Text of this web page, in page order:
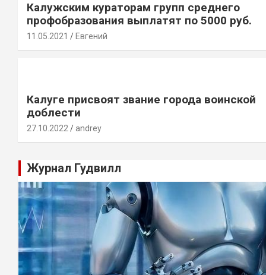
Калужским кураторам групп среднего
профобразования выплатят по 5000 руб.
11.05.2021 Евгений
Калуге присвоят звание города воинской
доблести
27.10.2022 andrey
Журнал Гудвилл